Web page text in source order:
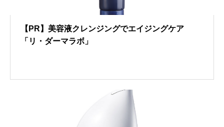
【PR】美容液クレンジングでエイジングケア
「リ・ダーマラボ」